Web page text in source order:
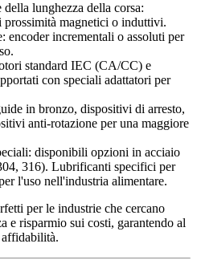
lunghezza della corsa:
magnetici o induttivi.
encoder incrementali o assoluti per
standard IEC (CA/CC) e
con speciali adattatori per
in bronzo, dispositivi di arresto,
anti-rotazione per una maggiore
disponibili opzioni in acciaio
316). Lubrificanti specifici per
l'uso nell'industria alimentare.
per le industrie che cercano
e risparmio sui costi, garantendo al
affidabilità.